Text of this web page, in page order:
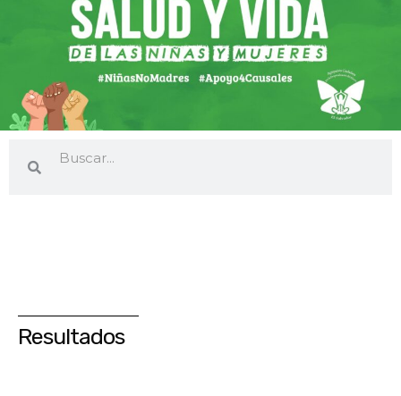
Resultados